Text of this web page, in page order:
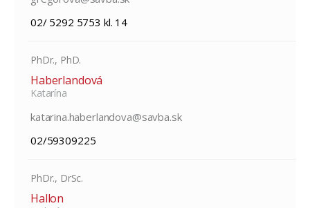
02/ 5292 5753 kl. 14
PhDr., PhD.
Haberlandová
Katarína
katarina.haberlandova@savba.sk
02/59309225
PhDr., DrSc.
Hallon